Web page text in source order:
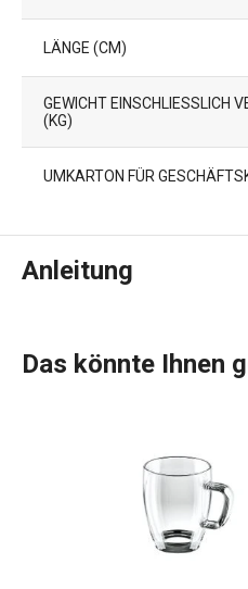
LÄNGE (CM)
GEWICHT EINSCHLIESSLICH
KG)
UMKARTON FÜR
Anleitung
Das könnte Ihnen